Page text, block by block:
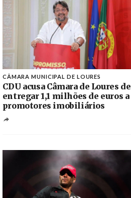
CÂMARA MUNICIPAL DE LOURES
CDU acusa Câmara de Loures de
entregar 1,1 milhões de euros a
promotores imobiliários